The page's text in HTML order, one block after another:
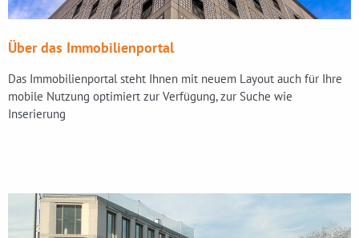
Über das Immobilienportal
Das Immobilienportal steht Ihnen mit neuem Layout auch für Ihre
mobile Nutzung optimiert zur Verfügung, zur Suche wie
Inserierung